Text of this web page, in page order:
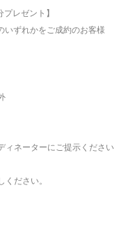
レゼント】
いずれかをご成約のお客様
ィネーターにご提示ください
ださい。